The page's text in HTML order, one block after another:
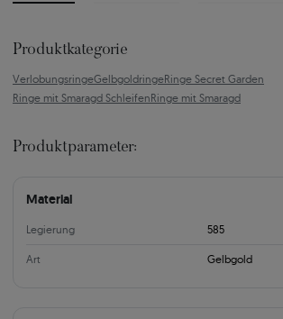
Produktkategorie
VerlobungsringeGelbgoldringeRinge Secret Garden
Ringe mit Smaragd SchleifenRinge mit Smaragd
Produktparameter:
Material
Legierung 585
Art Gelbgold